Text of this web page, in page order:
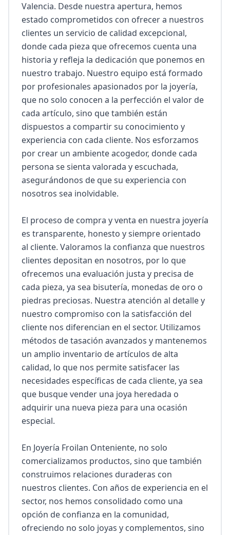
Valencia. Desde nuestra apertura, hemos
estado comprometidos con ofrecer a nuestros
clientes un servicio de calidad excepcional,
donde cada pieza que ofrecemos cuenta una
historia y refleja la dedicación que ponemos en
nuestro trabajo. Nuestro equipo está formado
por profesionales apasionados por la joyería,
que no solo conocen a la perfección el valor de
cada artículo, sino que también están
dispuestos a compartir su conocimiento y
experiencia con cada cliente. Nos esforzamos
por crear un ambiente acogedor, donde cada
persona se sienta valorada y escuchada,
asegurándonos de que su experiencia con
nosotros sea inolvidable.
El proceso de compra y venta en nuestra joyería
es transparente, honesto y siempre orientado
al cliente. Valoramos la confianza que nuestros
clientes depositan en nosotros, por lo que
ofrecemos una evaluación justa y precisa de
cada pieza, ya sea bisutería, monedas de oro o
piedras preciosas. Nuestra atención al detalle y
nuestro compromiso con la satisfacción del
cliente nos diferencian en el sector. Utilizamos
métodos de tasación avanzados y mantenemos
un amplio inventario de artículos de alta
calidad, lo que nos permite satisfacer las
necesidades específicas de cada cliente, ya sea
que busque vender una joya heredada o
adquirir una nueva pieza para una ocasión
especial.
En Joyería Froilan Onteniente, no solo
comercializamos productos, sino que también
construimos relaciones duraderas con
nuestros clientes. Con años de experiencia en el
sector, nos hemos consolidado como una
opción de confianza en la comunidad,
ofreciendo no solo joyas y complementos, sino